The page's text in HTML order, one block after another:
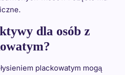
dla osób z
plackowatym mogą